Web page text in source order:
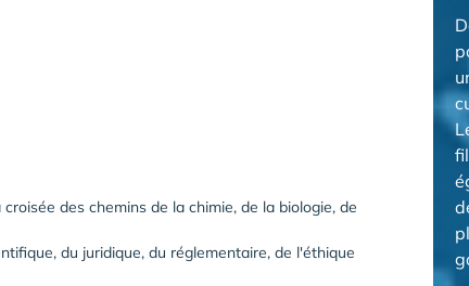
des chemins de la chimie, de la biologie, de
du juridique, du réglementaire, de l'éthique